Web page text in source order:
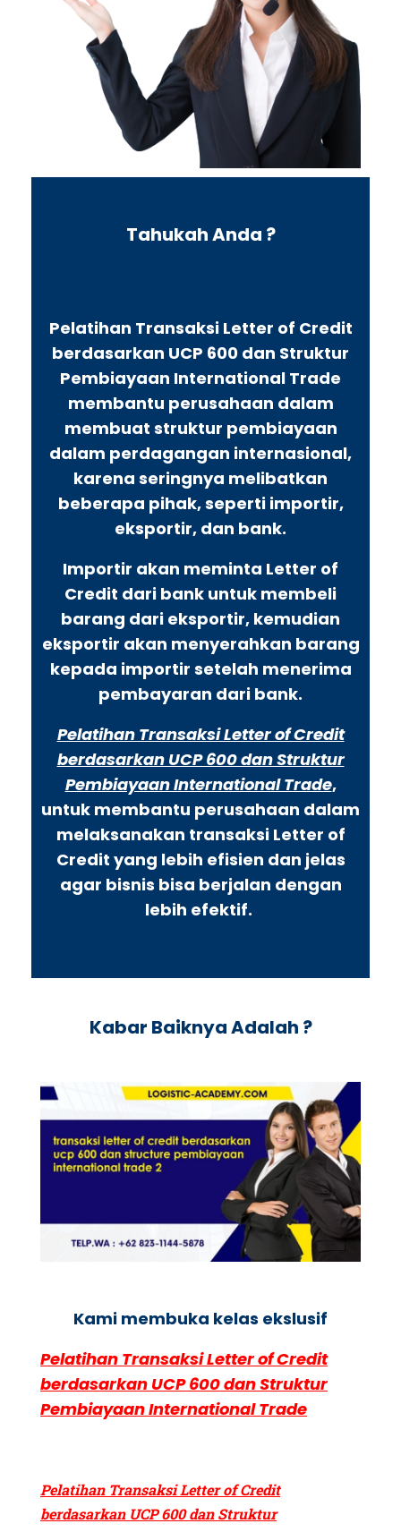
Tahukah Anda ?
Pelatihan Transaksi Letter of Credit
berdasarkan UCP 600 dan Struktur
Pembiayaan International Trade
membantu perusahaan dalam
membuat struktur pembiayaan
dalam perdagangan internasional,
karena seringnya melibatkan
beberapa pihak, seperti importir,
eksportir, dan bank.
Importir akan meminta Letter of
Credit dari bank untuk membeli
barang dari eksportir, kemudian
eksportir akan menyerahkan barang
kepada importir setelah menerima
pembayaran dari bank.
Pelatihan Transaksi Letter of Credit
berdasarkan UCP 600 dan Struktur
Pembiayaan International Trade,
untuk membantu perusahaan dalam
melaksanakan transaksi Letter of
Credit yang lebih efisien dan jelas
agar bisnis bisa berjalan dengan
lebih efektif.
Kabar Baiknya Adalah ?
Kami membuka kelas ekslusif
Pelatihan Transaksi Letter of Credit
berdasarkan UCP 600 dan Struktur
Pembiayaan International Trade
Pelatihan Transaksi Letter of Credit
berdasarkan UCP 600 dan Struktur